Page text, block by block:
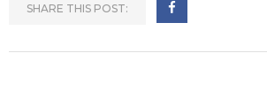
SHARE THIS POST: